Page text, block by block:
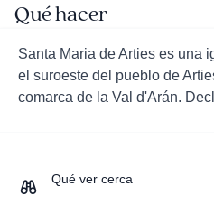
Qué hacer
Santa Maria de Arties es una
el suroeste del pueblo de
comarca de la Val d'Arán.
Qué ver cerca